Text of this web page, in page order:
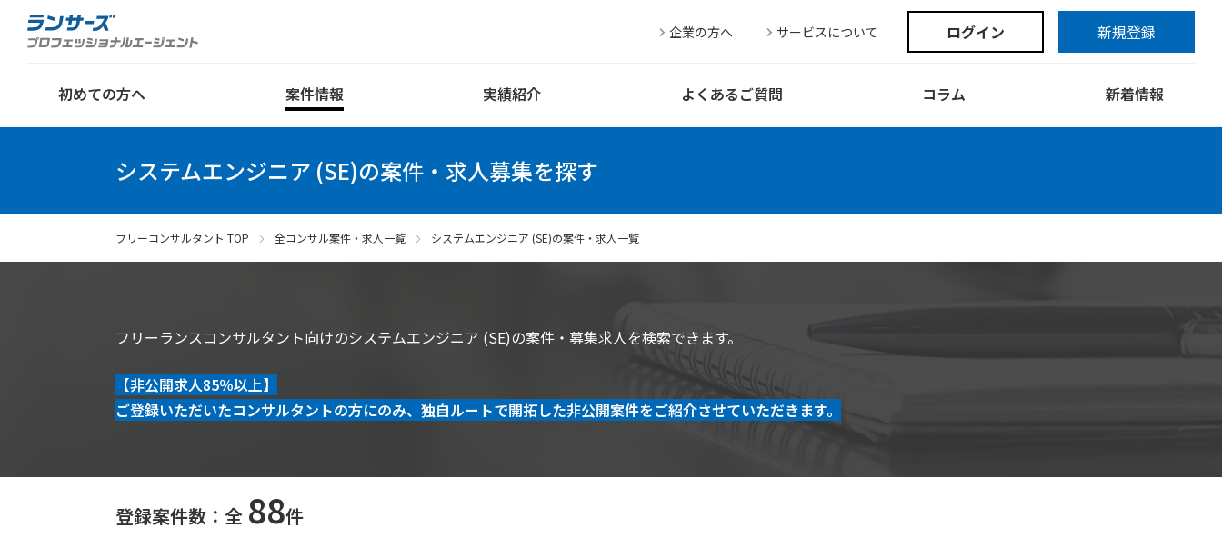
初めての方へ 案件情報 実績紹介 よくあるご質問 コラム 新着情報
企業の方へ サービスについて ログイン 新規登録
システムエンジニア (SE)の案件・求人募集を探す
フリーコンサルタント TOP 全コンサル案件・求人一覧 システムエンジニア (SE)の案件・求人一覧
フリーランスコンサルタント向けのシステムエンジニア (SE)の案件・募集求人を検索できます。
【非公開求人85％以上】
ご登録いただいたコンサルタントの方にのみ、独自ルートで開拓した非公開案件をご紹介させていただきます。
登録案件数：全 88件